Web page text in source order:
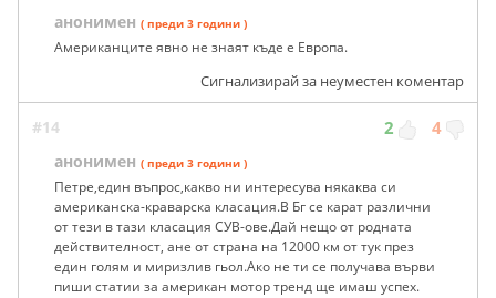
анонимен ( преди 3 години )
Американците явно не знаят къде е Европа.
Сигнализирай за неуместен коментар
#14 2 4
анонимен ( преди 3 години )
Петре,един въпрос,какво ни интересува някаква си
американска-краварска класация.В Бг се карат различни
от тези в тази класация СУВ-ове.Дай нещо от родната
действителност, ане от страна на 12000 км от тук през
един голям и миризлив гьол.Ако не ти се получава върви
пиши статии за американ мотор тренд ще имаш успех.